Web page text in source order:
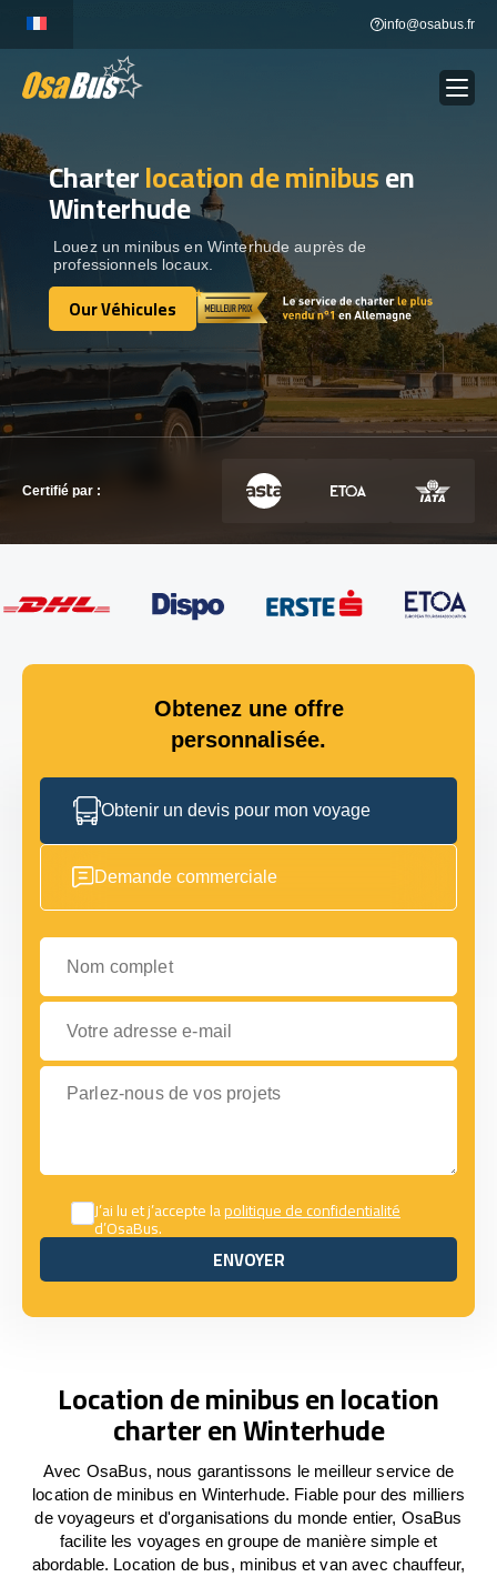
content
info@osabus.fr
LOCATION DE BUS Show dropdown
DESTINATIONS
OUR VÉHICULES
CONTACTEZ-NOUS
CONTACTEZ-NOUS
Charterlocation de minibusen
Winterhude
Louez un minibus en Winterhude auprès de
professionnels locaux.
Our Véhicules
Our Véhicules
Certifié par :
Obtenez une offre
personnalisée.
Obtenir un devis pour mon voyage
Demande commerciale
Nom complet
Votre adresse e-mail
Parlez-nous de vos projets
J’ai lu et j’accepte lapolitique de confidentialité
d’OsaBus.
ENVOYER
ENVOYER
Location de minibus en location
charter en Winterhude
Avec OsaBus, nous garantissons le meilleur service de
location de minibus en Winterhude. Fiable pour des milliers
de voyageurs et d'organisations du monde entier, OsaBus
facilite les voyages en groupe de manière simple et
abordable. Location de bus, minibus et van avec chauffeur,